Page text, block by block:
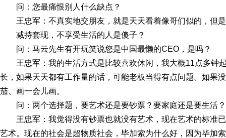
问：您最痛恨别人什么缺点？
王忠军：不真实地交朋友，就是天天看着像哥们似的，但
减持套现，不享受生活的人是傻子？
问：马云先生有开玩笑说您是中国最懒的CEO，是吗？
王忠军：我的生活方式是比较喜欢休闲，我大概11点多钟
长，如果天天都有工作量的话，可能老板当得有点问题。如果
茄、画一会儿画。
问：两个选择题，要艺术还是要钞票？要家庭还是要生活？
王忠军：我觉得没有钞票也就没有艺术，现在艺术的标准
艺术。现在的社会是超物质社会，毕加索为什么好，因为毕加